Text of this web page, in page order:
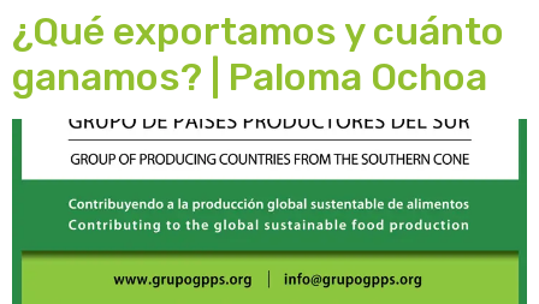
¿Qué exportamos y cuánto
ganamos? | Paloma Ochoa